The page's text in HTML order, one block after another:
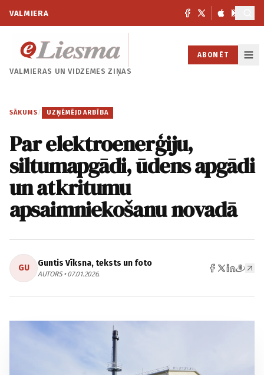
VALMIERA
VALMIERAS UNVIDZEMES ZIŅAS
ABONĒT
SĀKUMS / UZŅĒMĒJDARBĪBA
Par elektroenerģiju,
siltumapgādi, ūdens apgādi
un atkritumu
apsaimniekošanu novadā
GU Guntis Vīksna, teksts un foto
AUTORS • 07.01.2026.